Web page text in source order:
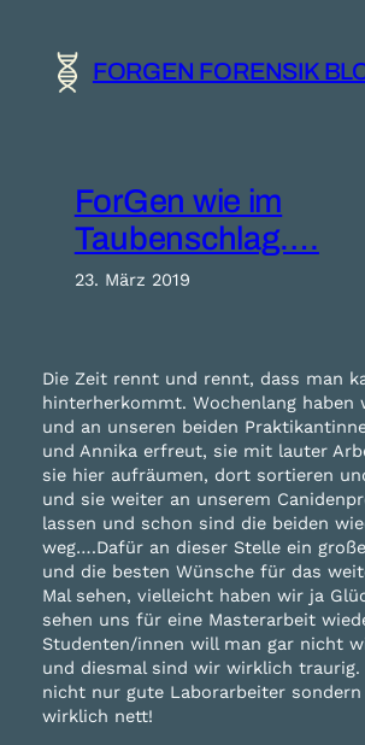
springen
FORGEN FORENSIK
ForGen wie im
Taubenschlag….
23. März 2019
Die Zeit rennt und rennt, dass man
hinterherkommt. Wochenlang haben
und an unseren beiden
und Annika erfreut, sie mit lauter
sie hier aufräumen, dort sortieren
und sie weiter an unserem
lassen und schon sind die beiden
weg….Dafür an dieser Stelle ein
und die besten Wünsche für das
Mal sehen, vielleicht haben wir ja
sehen uns für eine Masterarbeit
Studenten/innen will man gar nicht
und diesmal sind wir wirklich traurig.
nicht nur gute Laborarbeiter
wirklich nett!